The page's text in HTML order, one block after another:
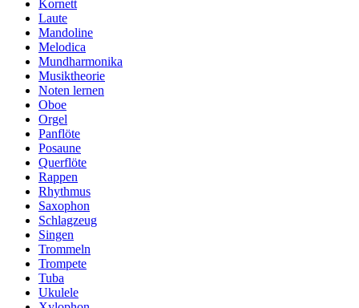
Kornett
Laute
Mandoline
Melodica
Mundharmonika
Musiktheorie
Noten lernen
Oboe
Orgel
Panflöte
Posaune
Querflöte
Rappen
Rhythmus
Saxophon
Schlagzeug
Singen
Trommeln
Trompete
Tuba
Ukulele